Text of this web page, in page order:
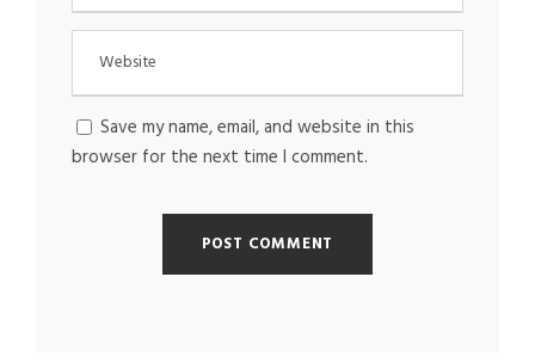
Save my name, email, and website in this
browser for the next time I comment.